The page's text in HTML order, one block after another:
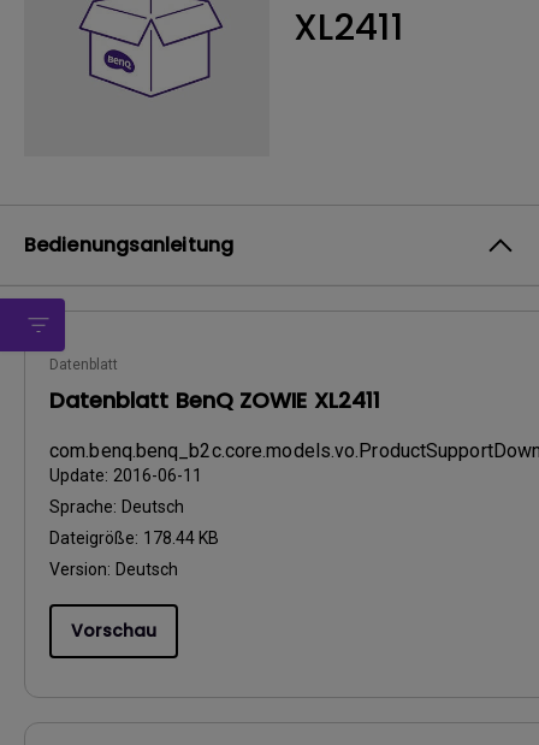
XL2411
Bedienungsanleitung
Datenblatt
Datenblatt BenQ ZOWIE XL2411
Update: 2016-06-11
Sprache: Deutsch
Dateigröße: 178.44 KB
Version: Deutsch
Vorschau